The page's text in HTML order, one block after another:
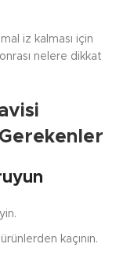
iz kalması için
nelere dikkat
kaçının.